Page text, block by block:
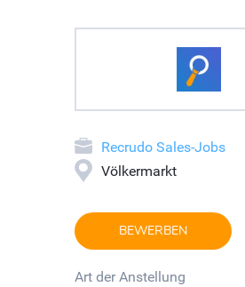
Recrudo Sales-Jobs
Völkermarkt
BEWERBEN
Art der Anstellung